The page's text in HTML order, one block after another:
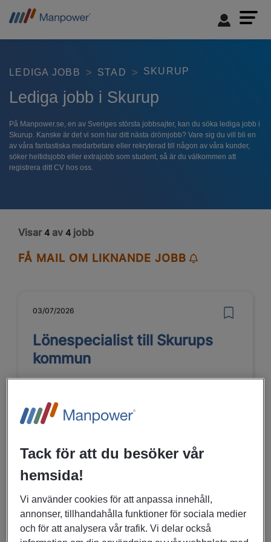
LEDIGA JOBB STAD SKURUP
Lediga jobb i Skurup
På Manpower.se, en av Sveriges största jobbsajter, kan du söka lediga jobb i
Skurup. Kanske är det vi som har ditt nästa drömjobb? Vare sig du vill bli en
av våra fantastiska medarbetare eller rekryterad till någon av våra kunder,
söker heltidsjobb eller extrajobb som student, så är du välkommen att
registrera ditt CV hos oss.
Visar4 av 4 jobb
FÅ MAIL OM LIKNANDE JOBB
03/07/2026
Lönespecialist till Skurups
kommun
Kontor, Administration
LÄS MER
Personlig assistent utanför
Tack för att du besöker vår
hemsida!
Vi använder cookies för att anpassa innehåll,
annonser, tillhandahålla funktioner för sociala medier
och för att analysera vår trafik. Vi delar också